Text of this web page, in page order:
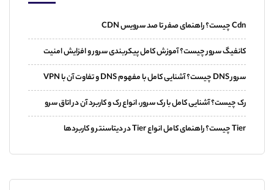
Cdn چیست؟ راهنمای صفر تا صد سرویس CDN
کانفیگ سرور چیست؟ آموزش کامل پیکربندی سرور و افزایش امنیت
سرور DNS چیست؟ آشنایی کامل با مفهوم DNS و تفاوت آن با VPN
رک چیست؟ آشنایی کامل با رک سرور، انواع رک و کاربرد آن در اتاق سرو
Tier چیست؟ راهنمای کامل انواع Tier در دیتاسنتر و کاربردها